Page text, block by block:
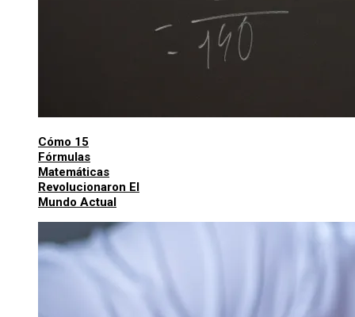
Cómo 15
Fórmulas
Matemáticas
Revolucionaron El
Mundo Actual